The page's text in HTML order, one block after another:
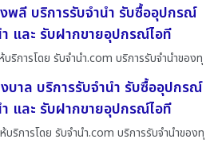
พลี บริการรับจำนำ รับซื้ออุปกรณ์
และ รับฝากขายอุปกรณ์ไอที
ริการโดย รับจํานํา.com บริการรับจำนำของทุ
บาล บริการรับจำนำ รับซื้ออุปกรณ์
และ รับฝากขายอุปกรณ์ไอที
บริการโดย รับจํานํา.com บริการรับจำนำของทุ